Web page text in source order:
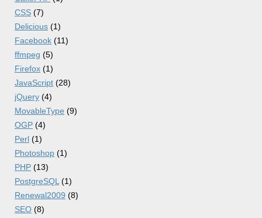
CSS (7)
Delicious (1)
Facebook (11)
ffmpeg (5)
Firefox (1)
JavaScript (28)
jQuery (4)
MovableType (9)
OGP (4)
Perl (1)
Photoshop (1)
PHP (13)
PostgreSQL (1)
Renewal2009 (8)
SEO (8)